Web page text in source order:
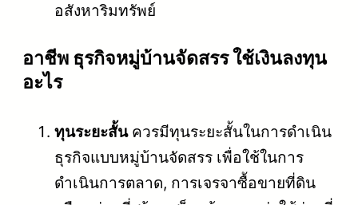
อสังหาริมทรัพย์
อาชีพ ธุรกิจหมู่บ้านจัดสรร ใช้เงินลงทุน
อะไร
ทุนระยะสั้นควรมีทุนระยะสั้นในการดำเนิน
ธุรกิจแบบหมู่บ้านจัดสรร เพื่อใช้ในการ
ดำเนินการตลาด, การเจรจาซื้อขายที่ดิน